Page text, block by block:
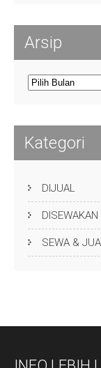
Arsip
Arsip
Kategori
DIJUAL
DISEWAKAN
SEWA &